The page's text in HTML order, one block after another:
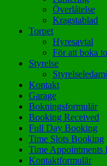
Överlåtelse
Kragstablad
Torpet
Hyresavtal
För att boka
Styrelse
Kontakt
Garage
Bokningsformulär
Booking Received
Full Day Booking
Time Slots Booking
Time Appointments
Kontaktformulär